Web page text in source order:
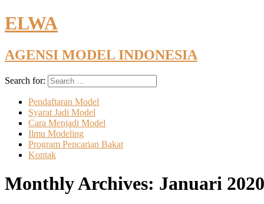
ELWA
AGENSI MODEL INDONESIA
Search for:
Pendaftaran Model
Syarat Jadi Model
Cara Menjadi Model
Ilmu Modeling
Program Pencarian Bakat
Kontak
Monthly Archives: Januari 2020